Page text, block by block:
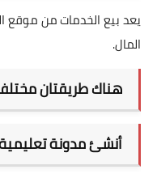
يعد بيع الخدمات من موقع
المال.
هناك طريقتان
أنشئ مدونة